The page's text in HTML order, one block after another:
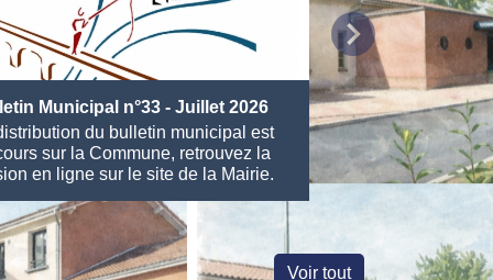
Municipal n°33 - Juillet 2026
du bulletin municipal est
sur la Commune, retrouvez la
en ligne sur le site de la Mairie.
Tournoi Mario
Peschadoires
chevron_right
Voir tout